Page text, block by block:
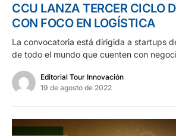
CCU LANZA TERCER CICLO
CON FOCO EN LOGÍSTICA
La convocatoria está dirigida a startups
de todo el mundo que cuenten con
Editorial Tour Innovación
19 de agosto de 2022